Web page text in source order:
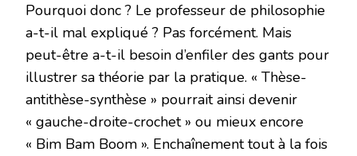
Pourquoi donc ? Le professeur de philosophie
a-t-il mal expliqué ? Pas forcément. Mais
peut-être a-t-il besoin d’enfiler des gants pour
illustrer sa théorie par la pratique. « Thèse-
antithèse-synthèse » pourrait ainsi devenir
« gauche-droite-crochet » ou mieux encore
« Bim Bam Boom ». Enchaînement tout à la fois